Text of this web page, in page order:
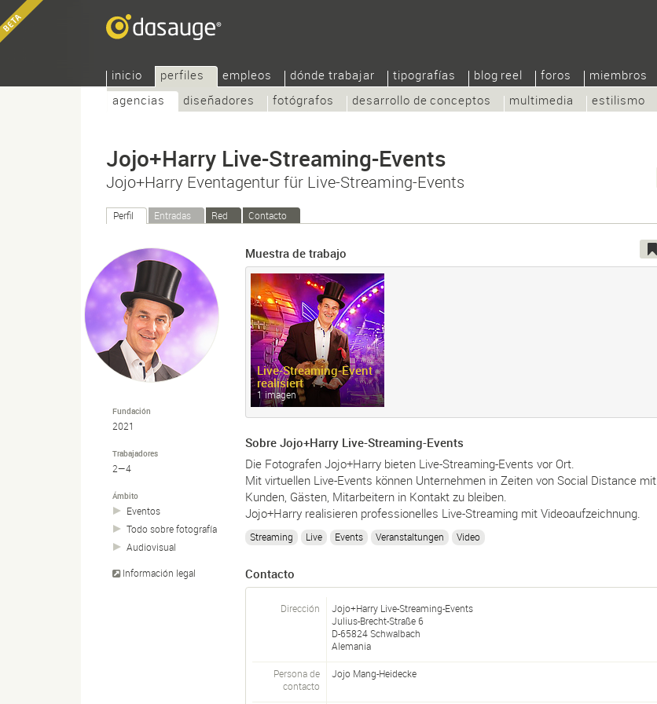
inicio
perfiles
agencias
diseñadores fotógrafos desarrollo de conceptos multimedia estilismo
empleos dónde trabajar tipografías blog reel foros miembros
Jojo+Harry Live-Streaming-Events
Jojo+Harry Eventagentur für Live-Streaming-Events
Perfil Entradas Red Contacto
Fundación
2021
Trabajadores
2—4
Ámbito
Eventos
Todo sobre fotografía
Audiovisual
Información legal
Muestra de trabajo
Live-Streaming-Event
realisiert
1 imagen
Sobre Jojo+Harry Live-Streaming-Events
Die Fotografen Jojo+Harry bieten Live-Streaming-Events vor Ort.
Mit virtuellen Live-Events können Unternehmen in Zeiten von Social Distance mit
Kunden, Gästen, Mitarbeitern in Kontakt zu bleiben.
Jojo+Harry realisieren professionelles Live-Streaming mit Videoaufzeichnung.
Streaming Live Events Veranstaltungen Video
Contacto
Dirección
Jojo+Harry Live-Streaming-Events
Julius-Brecht-Straße 6
D-65824Schwalbach
Alemania
Persona de
contacto
Jojo Mang-Heidecke